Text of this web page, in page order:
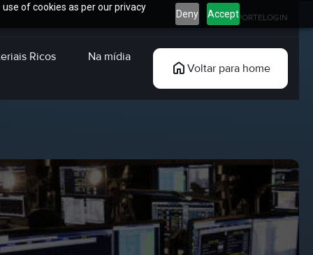
of cookies as per our privacy
Deny AcceptSUPORTELOGIN
Ricos
Na mídia
Voltar para home